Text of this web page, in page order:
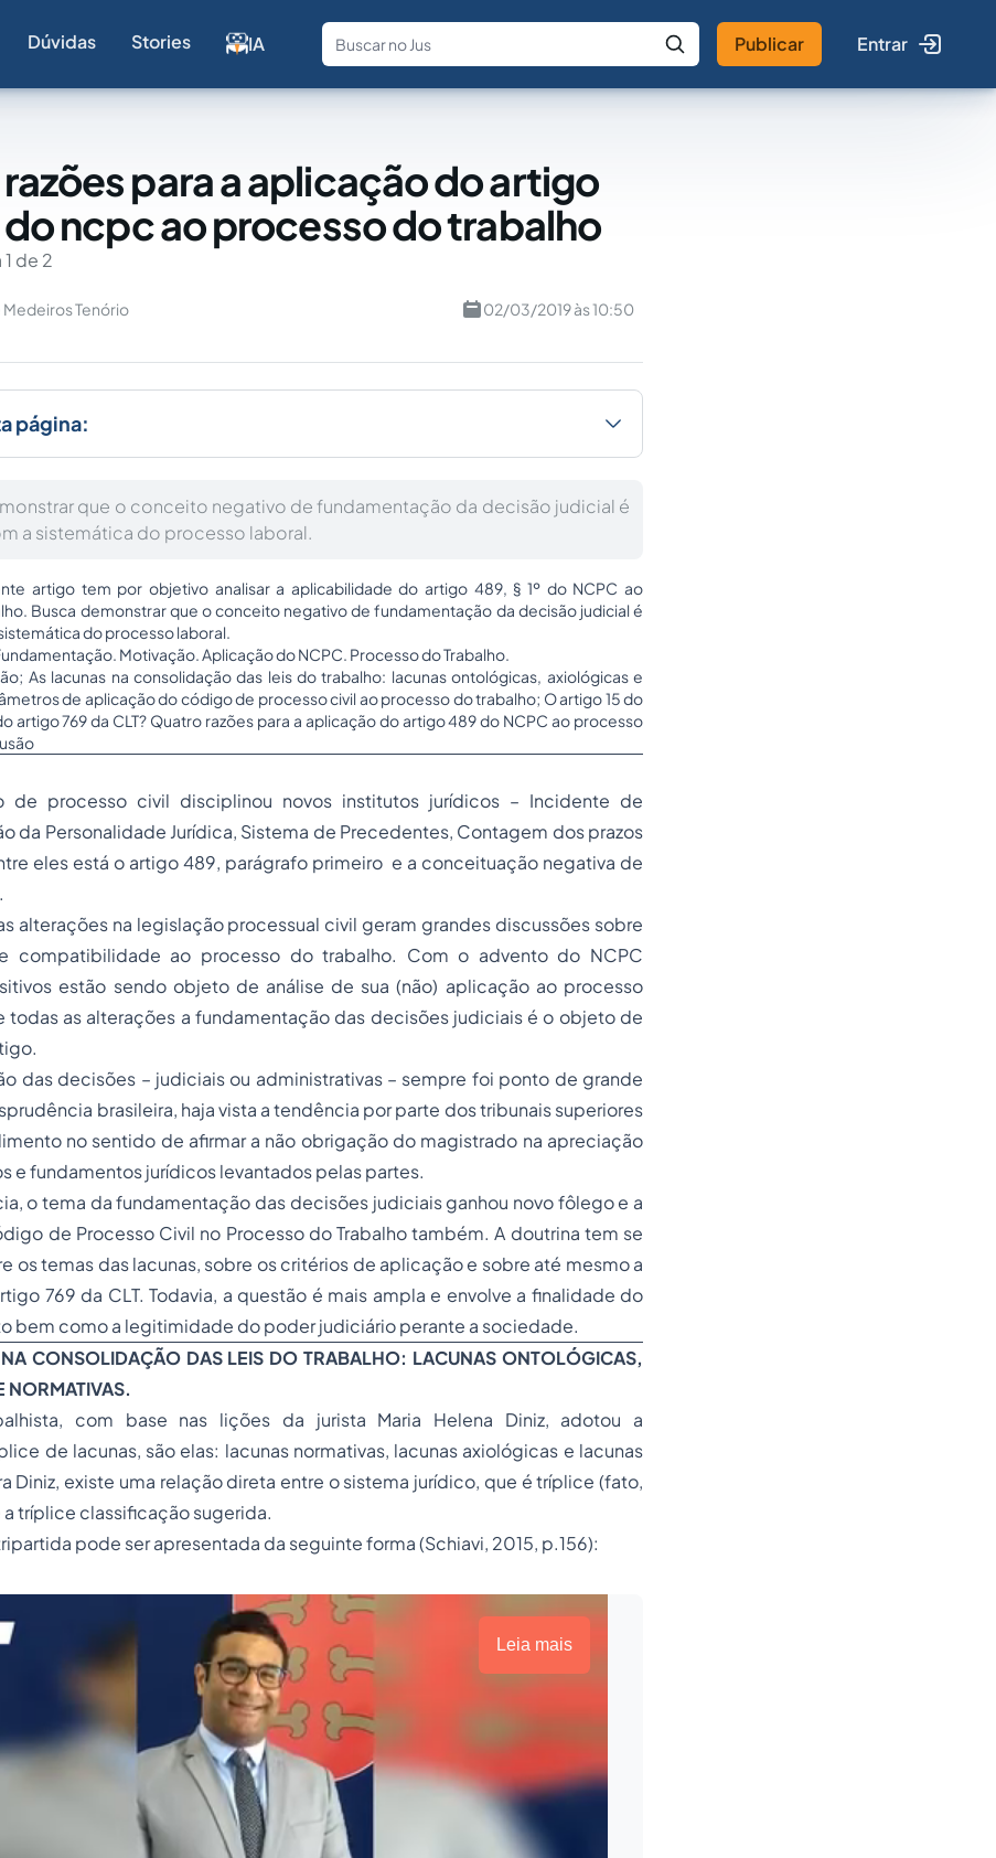
Dúvidas Stories IA
Fale com a IA Buscar no Jus
Publicar Entrar
para a aplicação do artigo
do ncpc ao processo do trabalho
de 2
Medeiros Tenório 02/03/2019 às 10:50
página:
que o conceito negativo de fundamentação da decisão judicial é
a sistemática do processo laboral.
artigo tem por objetivo analisar a aplicabilidade do artigo 489, § 1º do NCPC ao
Busca demonstrar que o conceito negativo de fundamentação da decisão judicial é
do processo laboral.
Motivação. Aplicação do NCPC. Processo do Trabalho.
As lacunas na consolidação das leis do trabalho: lacunas ontológicas, axiológicas e
de aplicação do código de processo civil ao processo do trabalho; O artigo 15 do
artigo 769 da CLT? Quatro razões para a aplicação do artigo 489 do NCPC ao processo
de processo civil disciplinou novos institutos jurídicos – Incidente de
da Personalidade Jurídica, Sistema de Precedentes, Contagem dos prazos
eles está o artigo 489, parágrafo primeiro e a conceituação negativa de
alterações na legislação processual civil geram grandes discussões sobre
compatibilidade ao processo do trabalho. Com o advento do NCPC
estão sendo objeto de análise de sua (não) aplicação ao processo
todas as alterações a fundamentação das decisões judiciais é o objeto de
das decisões – judiciais ou administrativas – sempre foi ponto de grande
brasileira, haja vista a tendência por parte dos tribunais superiores
no sentido de afirmar a não obrigação do magistrado na apreciação
e fundamentos jurídicos levantados pelas partes.
o tema da fundamentação das decisões judiciais ganhou novo fôlego e a
de Processo Civil no Processo do Trabalho também. A doutrina tem se
os temas das lacunas, sobre os critérios de aplicação e sobre até mesmo a
769 da CLT. Todavia, a questão é mais ampla e envolve a finalidade do
bem como a legitimidade do poder judiciário perante a sociedade.
CONSOLIDAÇÃO DAS LEIS DO TRABALHO: LACUNAS ONTOLÓGICAS,
NORMATIVAS.
com base nas lições da jurista Maria Helena Diniz, adotou a
de lacunas, são elas: lacunas normativas, lacunas axiológicas e lacunas
Diniz, existe uma relação direta entre o sistema jurídico, que é tríplice (fato,
a tríplice classificação sugerida.
pode ser apresentada da seguinte forma (Schiavi, 2015, p.156):
Leia mais